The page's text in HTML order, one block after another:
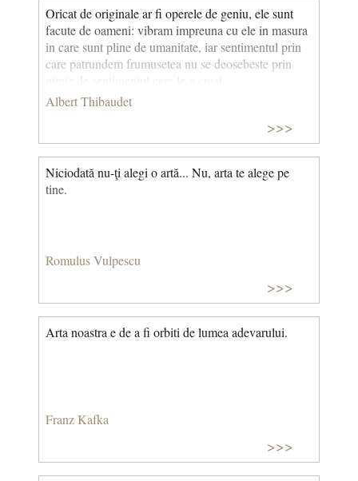
Oricat de originale ar fi operele de geniu, ele sunt
facute de oameni: vibram impreuna cu ele in masura
in care sunt pline de umanitate, iar sentimentul prin
care patrundem frumusetea nu se deosebeste prin
Albert Thibaudet
>>>
Niciodată nu-ţi alegi o artă... Nu, arta te alege pe
tine.
Romulus Vulpescu
>>>
Arta noastra e de a fi orbiti de lumea adevarului.
Franz Kafka
>>>